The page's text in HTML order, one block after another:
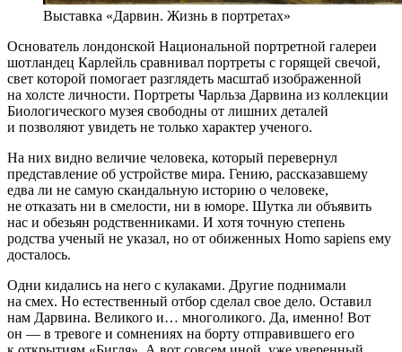
Выставка «Дарвин. Жизнь в портретах»
Основатель лондонской Национальной портретной галереи
шотландец Карлейль сравнивал портреты с горящей свечой,
свет которой помогает разглядеть масштаб изображенной
на холсте личности. Портреты Чарльза Дарвина из коллекции
Биологического музея свободны от лишних деталей
и позволяют увидеть не только характер ученого.
На них видно величие человека, который перевернул
представление об устройстве мира. Гению, рассказавшему
едва ли не самую скандальную историю о человеке,
не отказать ни в смелости, ни в юморе. Шутка ли объявить
нас и обезьян родственниками. И хотя точную степень
родства ученый не указал, но от обиженных Homo sapiens ему
досталось.
Одни кидались на него с кулаками. Другие поднимали
на смех. Но естественный отбор сделал свое дело. Оставил
нам Дарвина. Великого и… многоликого. Да, именно! Вот
он — в тревоге и сомнениях на борту отправившего его